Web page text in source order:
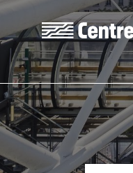
Skip to main content
Centre Pompidou